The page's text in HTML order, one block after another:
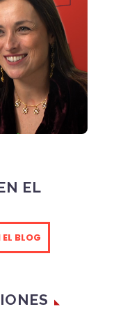
EL
BLOG